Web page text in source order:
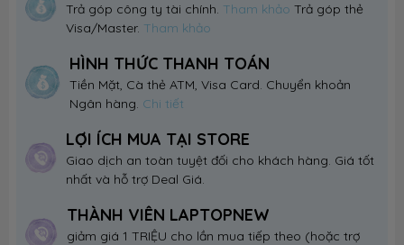
Trả góp công ty tài chính. Tham khảoTrả góp thẻ
Visa/Master. Tham khảo
HÌNH THỨC THANH TOÁN
Tiền Mặt, Cà thẻ ATM, Visa Card. Chuyển khoản
Ngân hàng. Chi tiết
LỢI ÍCH MUA TẠI STORE
Giao dịch an toàn tuyệt đối cho khách hàng. Giá tốt
nhất và hỗ trợ Deal Giá.
THÀNH VIÊN LAPTOPNEW
giảm giá 1 TRIỆU cho lần mua tiếp theo (hoặc trợ